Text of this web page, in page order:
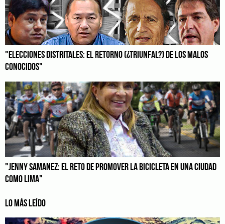
"ELECCIONES DISTRITALES: EL RETORNO (¿TRIUNFAL?) DE LOS MALOS
CONOCIDOS"
"JENNY SAMANEZ: EL RETO DE PROMOVER LA BICICLETA EN UNA CIUDAD
COMO LIMA"
LO MÁS LEÍDO